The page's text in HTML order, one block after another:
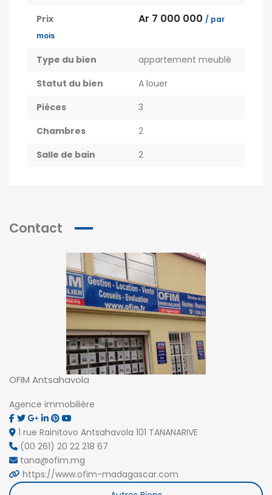
Prix Ar 7 000 000 / par
mois
Type du bien
appartement meublé
Statut du bien
A louer
Pièces
3
Chambres
2
Salle de bain
2
Contact
OFIM Antsahavola
Agence immobilière
1 rue Rainitovo Antsahavola 101 TANANARIVE
(00 261) 20 22 218 67
tana@ofim.mg
https://www.ofim-madagascar.com